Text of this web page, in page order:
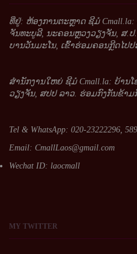
ທີ່ຢູ່: ຫ້ອງການຕະຫຼາດ ຊີມໍ
ຈັນທະບູລີ, ນະຄອນຫຼວງວຽງຈັນ, ສ.ປ
ບານວັນມະໂນ, ເຂົ້າຮ່ອມຄອນກຼີດໄປ
ສໍານັກງານໃຫຍ່ ຊີມໍ Cmall.la: ບ້ານ
ວຽງຈັນ, ສປປ ລາວ. ຮ່ອມກົງກັນຂ້າ
Tel & WhatsApp: 020-23222296,
Email: CmallLaos@gmail.com
Wechat ID: laocmall
MY TWITTER